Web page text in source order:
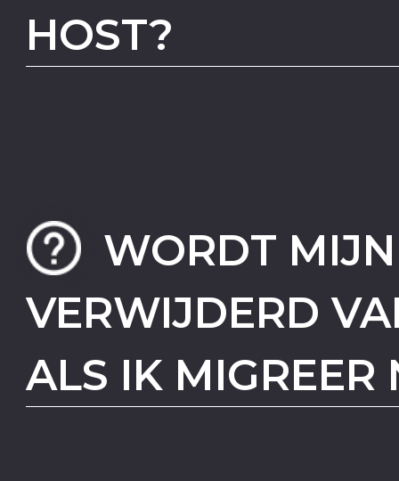
HOST?
WORDT
VERWIJDERD
ALS IK